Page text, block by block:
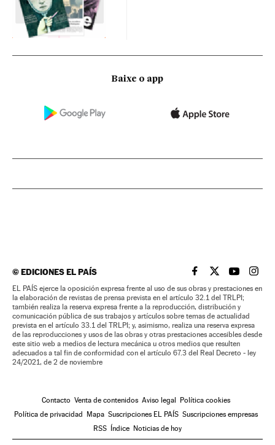
Baixe o app
©EDICIONES EL PAÍS EL PAÍS BRASIL EN
EL PAÍSEL PAÍS
EL
EL PAÍS ejerce la oposición expresa frente al uso de sus obras y prestaciones en
la elaboración de revistas de prensa prevista en el artículo 32.1 del TRLPI;
también realiza la reserva expresa frente a la reproducción, distribución y
comunicación pública de sus trabajos y artículos sobre temas de actualidad
prevista en el artículo 33.1 del TRLPI; y, asimismo, realiza una reserva expresa
de las reproducciones y usos de las obras y otras prestaciones accesibles desde
este sitio web a medios de lectura mecánica u otros medios que resulten
adecuados a tal fin de conformidad con el artículo 67.3 del Real Decreto - ley
24/2021, de 2 de noviembre
Contacto Venta de contenidos Aviso legal Política cookies
Política de privacidad Mapa Suscripciones EL PAÍS Suscripciones empresas
RSS Índice Noticias de hoy